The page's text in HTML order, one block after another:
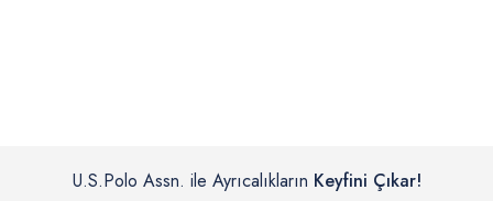
U.S.Polo Assn. ile Ayrıcalıkların Keyfini Çıkar!